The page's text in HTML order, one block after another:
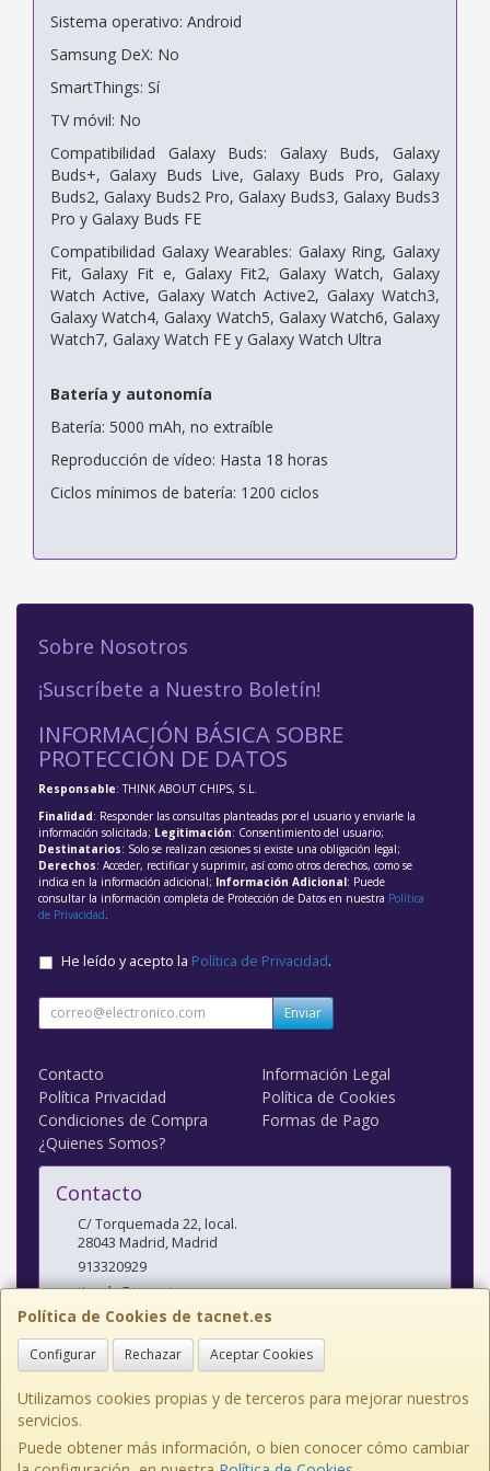
Sistema operativo: Android
Samsung DeX: No
SmartThings: Sí
TV móvil: No
Compatibilidad Galaxy Buds: Galaxy Buds, Galaxy
Buds+, Galaxy Buds Live, Galaxy Buds Pro, Galaxy
Buds2, Galaxy Buds2 Pro, Galaxy Buds3, Galaxy Buds3
Pro y Galaxy Buds FE
Compatibilidad Galaxy Wearables: Galaxy Ring, Galaxy
Fit, Galaxy Fit e, Galaxy Fit2, Galaxy Watch, Galaxy
Watch Active, Galaxy Watch Active2, Galaxy Watch3,
Galaxy Watch4, Galaxy Watch5, Galaxy Watch6, Galaxy
Watch7, Galaxy Watch FE y Galaxy Watch Ultra
Batería y autonomía
Batería: 5000 mAh, no extraíble
Reproducción de vídeo: Hasta 18 horas
Ciclos mínimos de batería: 1200 ciclos
Política de Cookies de tacnet.es
Configurar Rechazar Aceptar Cookies
Utilizamos cookies propias y de terceros para mejorar nuestros
servicios.
Puede obtener más información, o bien conocer cómo cambiar
Sobre Nosotros
¡Suscríbete a Nuestro Boletín!
INFORMACIÓN BÁSICA SOBRE
PROTECCIÓN DE DATOS
Responsable: THINK ABOUT CHIPS, S.L.
Finalidad: Responder las consultas planteadas por el usuario y enviarle la
información solicitada; Legitimación: Consentimiento del usuario;
Destinatarios: Solo se realizan cesiones si existe una obligación legal;
Derechos: Acceder, rectificar y suprimir, así como otros derechos, como se
indica en la información adicional; Información Adicional: Puede
consultar la información completa de Protección de Datos en nuestra Política
de Privacidad
He leído y acepto la Política de Privacidad.
Enviar
Contacto
Información Legal
Política Privacidad
Política de Cookies
Condiciones de Compra
Formas de Pago
¿Quienes Somos?
Contacto
C/ Torquemada 22, local.
28043 Madrid,Madrid
913320929
tienda@tacnet.es
Horario
L a V: 10:00-14:00 y 16:30-20:00 S: 10:30-14:00